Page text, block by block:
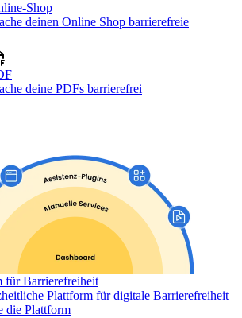
Shop
deinen Online Shop barrierefreie
deine PDFs barrierefrei
für Barrierefreiheit
Plattform für digitale Barrierefreiheit
die Plattform